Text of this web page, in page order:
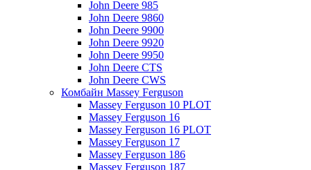
John Deere 985
John Deere 9860
John Deere 9900
John Deere 9920
John Deere 9950
John Deere CTS
John Deere CWS
Комбайн Massey Ferguson
Massey Ferguson 10 PLOT
Massey Ferguson 16
Massey Ferguson 16 PLOT
Massey Ferguson 17
Massey Ferguson 186
Massey Ferguson 187